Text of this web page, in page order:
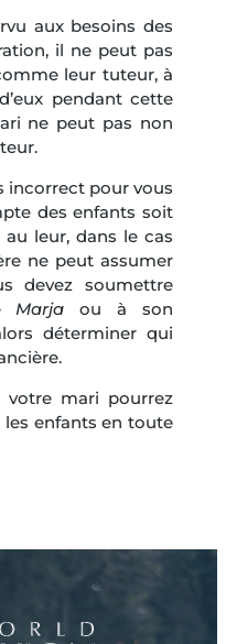
aux besoins des
il ne peut pas
leur tuteur, à
pendant cette
ne peut pas non
incorrect pour vous
des enfants soit
leur, dans le cas
ne peut assumer
devez soumettre
Marja ou à son
déterminer qui
mari pourrez
enfants en toute